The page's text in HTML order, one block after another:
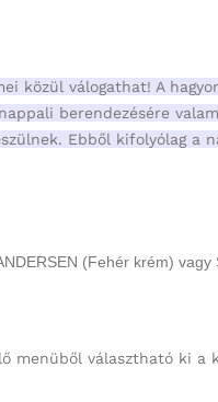
közül válogathat! A
berendezésére
Ebből kifolyólag a
(Fehér krém) vagy
menüből választható ki a